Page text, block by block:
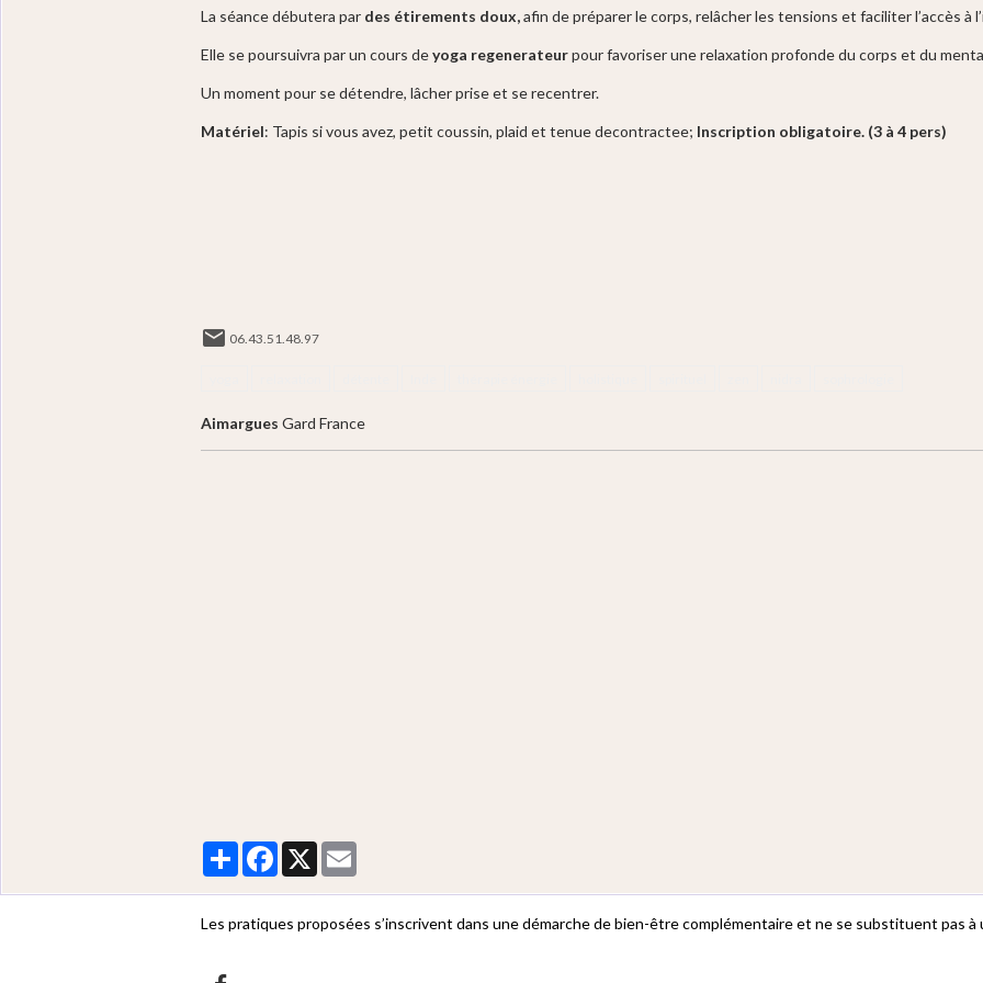
La séance débutera par des étirements doux,afin de préparer le corps, relâcher les tensions et faciliter l’accès à
Elle se poursuivra par un cours deyoga regenerateurpour favoriser une relaxation profonde du corps et du
Un moment pour se détendre, lâcher prise et se recentrer.
Matériel: Tapis si vous avez, petit coussin, plaid et tenue decontractee; Inscription obligatoire. (3 à 4 pers)
06.43.51.48.97
Aimargues Gard France
PartagerFacebook
X
Les pratiques proposées s’inscrivent dans une démarche de bien-être complémentaire et ne se substituent pas à